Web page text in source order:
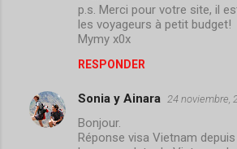
p.s. Merci pour votre site, il
les voyageurs à petit budget!
Mymy x0x
RESPONDER
Sonia y Ainara 24 noviembre,
Bonjour.
Réponse visa Vietnam